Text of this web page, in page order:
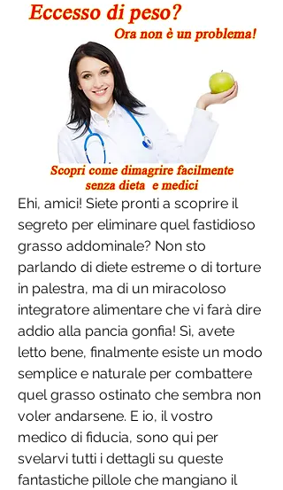
Ehi, amici! Siete pronti a scoprire il
segreto per eliminare quel fastidioso
grasso addominale? Non sto
parlando di diete estreme o di torture
in palestra, ma di un miracoloso
integratore alimentare che vi farà dire
addio alla pancia gonfia! Sì, avete
letto bene, finalmente esiste un modo
semplice e naturale per combattere
quel grasso ostinato che sembra non
voler andarsene. E io, il vostro
medico di fiducia, sono qui per
svelarvi tutti i dettagli su queste
fantastiche pillole che mangiano il